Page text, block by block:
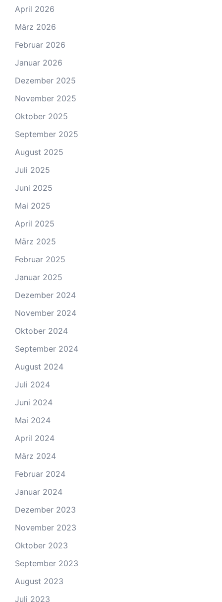
April 2026
März 2026
Februar 2026
Januar 2026
Dezember 2025
November 2025
Oktober 2025
September 2025
August 2025
Juli 2025
Juni 2025
Mai 2025
April 2025
März 2025
Februar 2025
Januar 2025
Dezember 2024
November 2024
Oktober 2024
September 2024
August 2024
Juli 2024
Juni 2024
Mai 2024
April 2024
März 2024
Februar 2024
Januar 2024
Dezember 2023
November 2023
Oktober 2023
September 2023
August 2023
Juli 2023